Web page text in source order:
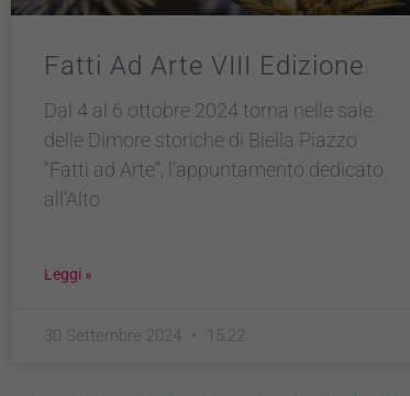
Fatti Ad Arte VIII Edizione
Dal 4 al 6 ottobre 2024 torna nelle sale
delle Dimore storiche di Biella Piazzo
“Fatti ad Arte”, l’appuntamento dedicato
all’Alto
Leggi »
30 Settembre 2024 15:22